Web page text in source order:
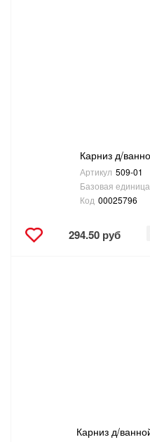
Карниз д/
Артикул 509-01
Базовая единица
Код 00025796
294.50 руб
Карниз д/